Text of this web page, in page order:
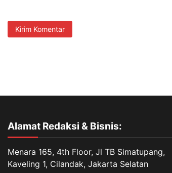
Alamat Redaksi & Bisnis:
Menara 165, 4th Floor, Jl TB Simatupang,
Kaveling 1, Cilandak, Jakarta Selatan